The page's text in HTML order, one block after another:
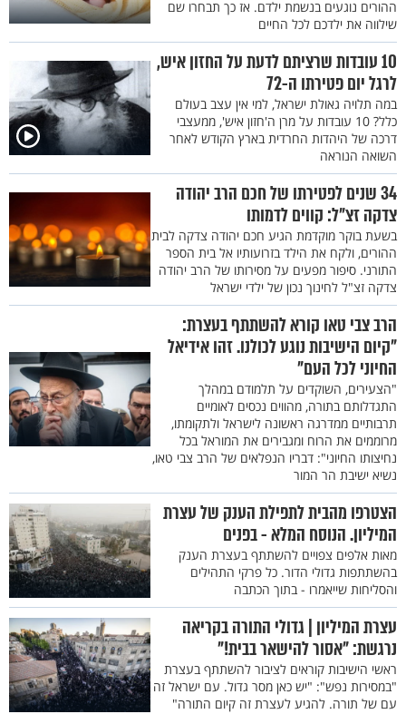
ההורים נוגעים בנשמת ילדם. אז כך תבחרו שם
שילווה את ילדכם לכל החיים
10 עובדות שרציתם לדעת על החזון איש,
לרגל יום פטירתו ה-72
במה תלויה גאולת ישראל, למי אין עצב בעולם
כלל? 10 עובדות על מרן ה'חזון איש', ממעצבי
דרכה של היהדות החרדית בארץ הקודש לאחר
השואה הנוראה
34 שנים לפטירתו של חכם הרב יהודה
צדקה זצ"ל: קווים לדמותו
בשעת בוקר מוקדמת הגיע חכם יהודה צדקה לבית
ההורים, ולקח את הילד בזרועותיו אל בית הספר
התורני. סיפור מפעים על מסירותו של הרב יהודה
צדקה זצ"ל לחינוך נכון של ילדי ישראל
הרב צבי טאו קורא להשתתף בעצרת:
"קיום הישיבות נוגע לכולנו. זהו אידיאל
החיוני לכל העם"
"הצעירים, השוקדים על תלמודם במהלך
התגדלותם בתורה, מהווים נכסים לאומיים
תרבותיים ממדרגה ראשונה לישראל ולתקומתו,
מרוממים את הרוח ומגבירים את המוראל בכל
נחיצותו החיוני": דבריו הנפלאים של הרב צבי טאו,
נשיא ישיבת הר המור
הצטרפו מהבית לתפילת הענק של עצרת
המיליון. הנוסח המלא - בפנים
מאות אלפים צפויים להשתתף בעצרת הענק
בהשתתפות גדולי הדור. כל פרקי התהילים
והסליחות שייאמרו - בתוך הכתבה
עצרת המיליון | גדולי התורה בקריאה
נרגשת: "אסור להישאר בבית!"
ראשי הישיבות קוראים לציבור להשתתף בעצרת
"במסירות נפש": "יש כאן מסר גדול. עם ישראל זה
עם של תורה. להגיע לעצרת זה קיום התורה"